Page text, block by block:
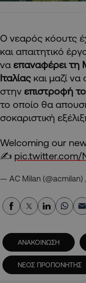
Ο νεαρός κόουτς
και απαιτητικό
να επαναφέρει τη
Ιταλίας και μαζί
στην επιστροφή
το οποίο θα
σοκαριστική
Welcoming our
✍️ pic.twitter.com/
— AC Milan (@acmilan)
ΑΝΑΚΟΙΝΩΣΗ
ΝΕΟΣ ΠΡΟΠΟΝΗΤΗΣ